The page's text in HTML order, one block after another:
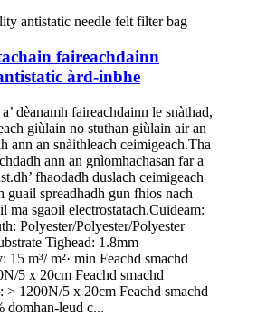
faireachdainn
àrd-inbhe
dèanamh faireachdainn le snàthad,
giùlain no stuthan giùlain air an
ann an snàithleach ceimigeach.Tha
ann an gnìomhachasan far a
fhaodadh duslach ceimigeach
guail spreadhadh gun fhios nach
ma sgaoil electrostatach.Cuideam:
Polyester/Polyester/Polyester
Tighead: 1.8mm
15 m³/ m²· min Feachd smachd
5 x 20cm Feachd smachd
> 1200N/5 x 20cm Feachd smachd
domhan-leud c...